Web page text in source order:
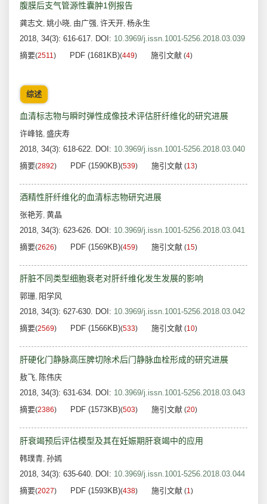
腹膜后支气管源性囊肿1例报告
龚志文, 姚小晓, 由广强, 许天开, 杨永生
2018, 34(3): 616-617. DOI: 10.3969/j.issn.1001-5256.2018.03.039
摘要(2511) PDF (1681KB)(449) 施引文献 (4)
综述
血清标志物与瞬时弹性成像技术评估肝纤维化的研究进展
许峰铭, 盛庆寿
2018, 34(3): 618-622. DOI: 10.3969/j.issn.1001-5256.2018.03.040
摘要(2892) PDF (1590KB)(539) 施引文献 (13)
酒精性肝纤维化的血清标志物研究进展
张艳芳, 黄晶
2018, 34(3): 623-626. DOI: 10.3969/j.issn.1001-5256.2018.03.041
摘要(2626) PDF (1569KB)(459) 施引文献 (15)
肝脏不同类型细胞衰老对肝纤维化发生发展的影响
郭珊, 阳学风
2018, 34(3): 627-630. DOI: 10.3969/j.issn.1001-5256.2018.03.042
摘要(2569) PDF (1566KB)(533) 施引文献 (10)
肝硬化门静脉高压脾切除术后门静脉血栓形成的研究进展
敖飞, 陈伟庆
2018, 34(3): 631-634. DOI: 10.3969/j.issn.1001-5256.2018.03.043
摘要(2386) PDF (1573KB)(503) 施引文献 (20)
肝衰竭预后评估模型及其在妊娠期肝衰竭中的应用
韩璞青, 孙嫣
2018, 34(3): 635-640. DOI: 10.3969/j.issn.1001-5256.2018.03.044
摘要(2027) PDF (1593KB)(438) 施引文献 (1)